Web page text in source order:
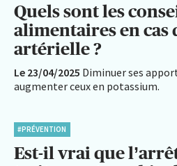
Quels sont les
alimentaires en cas
artérielle ?
Le 23/04/2025 Diminuer ses
augmenter ceux en potassium.
#PRÉVENTION
Est-il vrai que